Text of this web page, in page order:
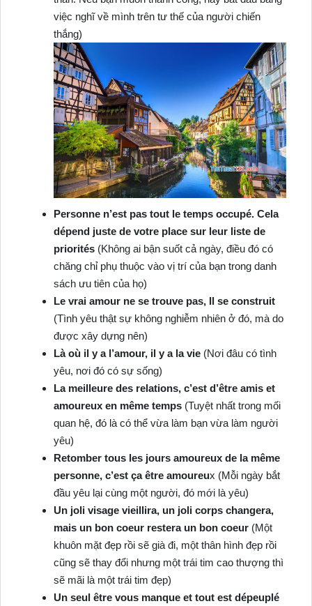
việc nghĩ về mình trên tư thế của người chiến
thắng)
Personne n’est pas tout le temps occupé. Cela
dépend juste de votre place sur leur liste de
priorités(Không ai bận suốt cả ngày, điều đó có
chăng chỉ phụ thuộc vào vị trí của bạn trong danh
sách ưu tiên của họ)
Le vrai amour ne se trouve pas, Il se construit
(Tình yêu thật sự không nghiễm nhiên ở đó, mà do
được xây dựng nên)
Là où il y a l’amour, il y a la vie(Nơi đâu có tình
yêu, nơi đó có sự sống)
La meilleure des relations, c’est d’être amis et
amoureux en même temps(Tuyệt nhất trong mối
quan hệ, đó là có thể vừa làm bạn vừa làm người
yêu)
Retomber tous les jours amoureux de la même
personne, c’est ça être amoureux (Mỗi ngày bắt
đầu yêu lại cùng một người, đó mới là yêu)
Un joli visage vieillira, un joli corps changera,
mais un bon coeur restera un bon coeur(Một
khuôn mặt đẹp rồi sẽ già đi, một thân hình đẹp rồi
cũng sẽ thay đổi nhưng một trái tim cao thượng thì
sẽ mãi là một trái tim đẹp)
Un seul être vous manque et tout est dépeuplé